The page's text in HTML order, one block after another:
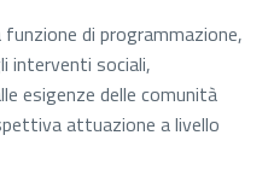
di programmazione,
interventi sociali,
esigenze delle comunità
attuazione a livello